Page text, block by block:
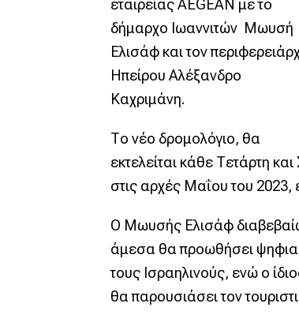
εταιρείας AEGEAN με το
δήμαρχο Ιωαννιτών Μωυσή
Ελισάφ και τον
Ηπείρου Αλέξανδρο
Καχριμάνη.
Το νέο δρομολόγιο, θα
εκτελείται κάθε Τετάρτη
στις αρχές Μαΐου του 2023,
Ο Μωυσής Ελισάφ
άμεσα θα προωθήσει
τους Ισραηλινούς, ενώ ο
θα παρουσιάσει τον